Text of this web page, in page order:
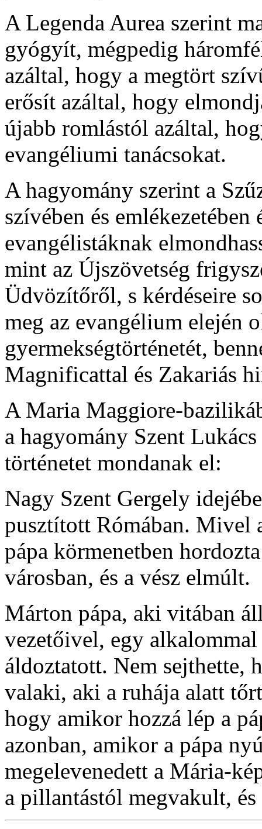
A Legenda Aurea szerint
gyógyít, mégpedig
azáltal, hogy a megtört
erősít azáltal, hogy
újabb romlástól azáltal,
evangéliumi tanácsokat.
A hagyomány szerint a
szívében és
evangélistáknak
mint az Újszövetség
Üdvözítőről, s kérdéseire
meg az evangélium elején
gyermekségtörténetét,
Magnificattal és Zakariás
A Maria Maggiore-
a hagyomány Szent
történetet mondanak el:
Nagy Szent Gergely
pusztított Rómában. Mivel
pápa körmenetben
városban, és a vész elmúlt.
Márton pápa, aki vitában
vezetőivel, egy
áldoztatott. Nem sejthette,
valaki, aki a ruhája alatt
hogy amikor hozzá lép a
azonban, amikor a pápa
megelevenedett a Mária-
a pillantástól megvakult,